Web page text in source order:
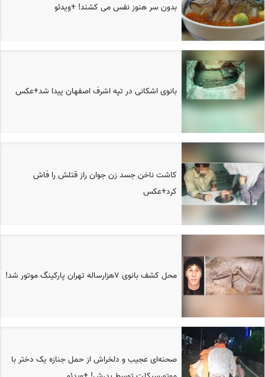
بدون سر هنوز نفس می کشند! +ویدئو
بانوی اشکانی در تپه اشرف اصفهان پیدا شد+عکس
کاشت ناخن جسد زن جوان راز قتلش را فاش
کرد+عکس
محل کشف بانوی 7هزارساله تهران پارکینگ موتور شد!
صحنه‌ای عجیب و دلخراش از حمل جنازه یک دختر با